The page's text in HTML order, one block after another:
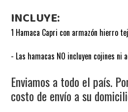
INCLUYE:
1 Hamaca Capri con armazón hierro
- Las hamacas NO incluyen cojines ni
Enviamos a todo el país.
costo de envío a su